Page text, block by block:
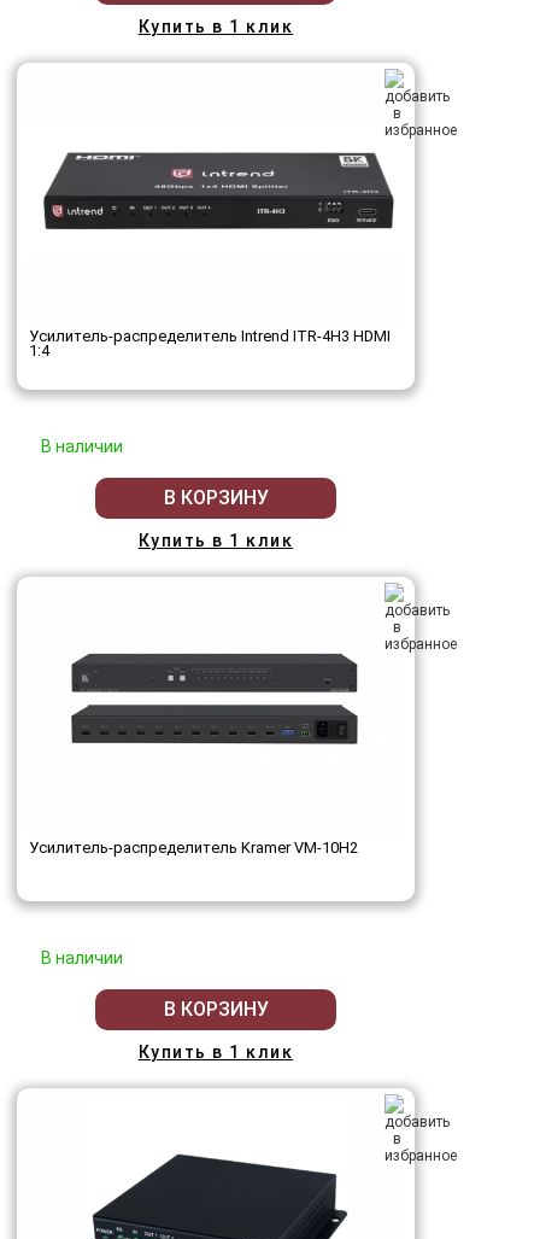
Купить в 1 клик
Усилитель-распределитель Intrend ITR-4H3 HDMI
1:4
В наличии
В КОРЗИНУ
Купить в 1 клик
Усилитель-распределитель Kramer VM-10H2
В наличии
В КОРЗИНУ
Купить в 1 клик